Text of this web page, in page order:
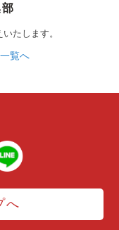
たします。
覧へ
へ